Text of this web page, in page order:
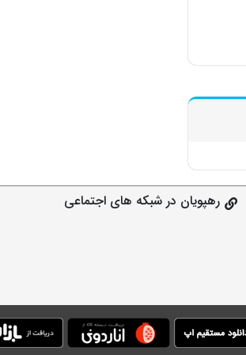
رهپویان در شبکه های اجتماعی